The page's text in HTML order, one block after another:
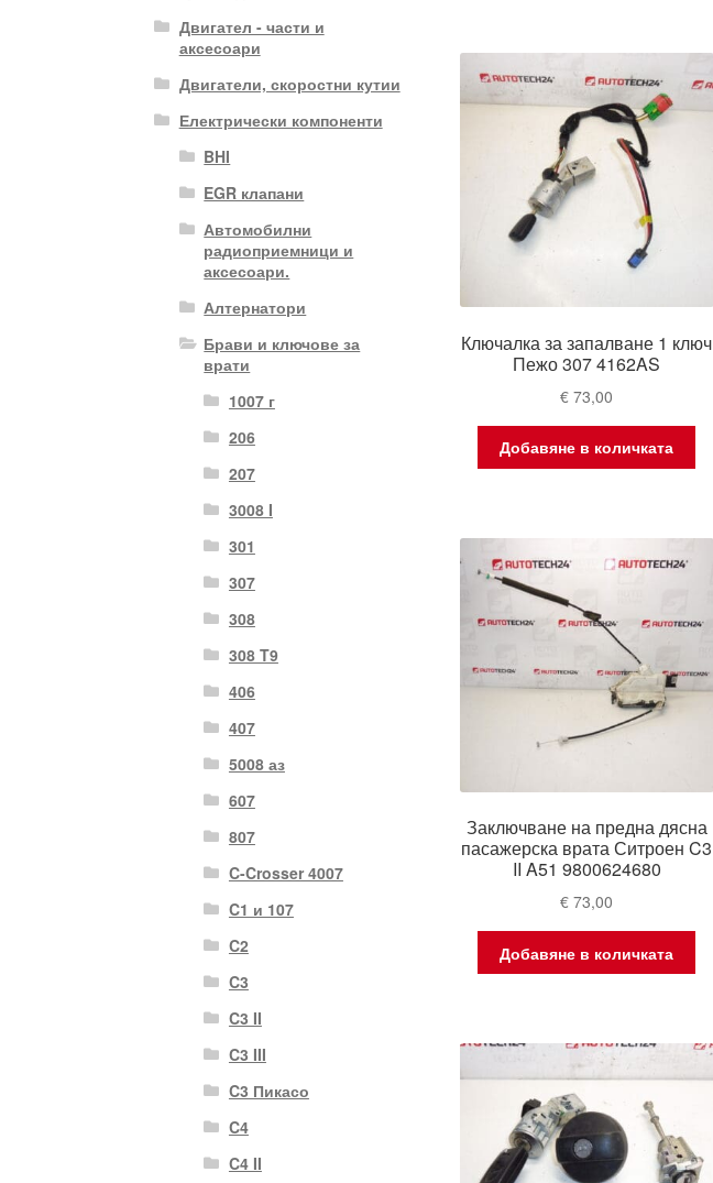
Ключалка за запалване 1 ключ
Пежо 307 4162AS
€ 73,00
Добавяне в количката
Заключване на предна дясна
пасажерска врата Ситроен C3
II A51 9800624680
€ 73,00
Добавяне в количката
Двигател - части и
аксесоари
Двигатели, скоростни кутии
Електрически компоненти
BHI
EGR клапани
Автомобилни
радиоприемници и
аксесоари.
Алтернатори
Брави и ключове за
врати
1007 г
206
207
3008 I
301
307
308
308 T9
406
407
5008 аз
607
807
C-Crosser 4007
C1 и 107
C2
C3
C3 II
C3 III
C3 Пикасо
C4
C4 II